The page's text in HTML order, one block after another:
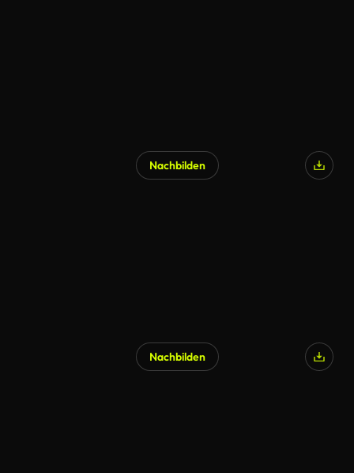
Nachbilden
Nachbilden